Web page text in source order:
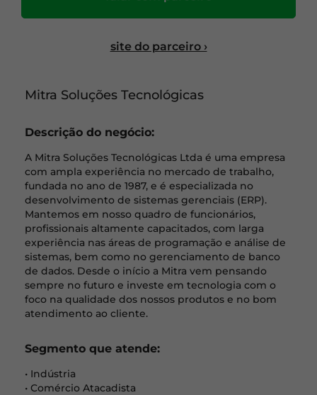
site do parceiro ›
Mitra Soluções Tecnológicas
Descrição do negócio:
A Mitra Soluções Tecnológicas Ltda é uma empresa
com ampla experiência no mercado de trabalho,
fundada no ano de 1987, e é especializada no
desenvolvimento de sistemas gerenciais (ERP).
Mantemos em nosso quadro de funcionários,
profissionais altamente capacitados, com larga
experiência nas áreas de programação e análise de
sistemas, bem como no gerenciamento de banco
de dados. Desde o início a Mitra vem pensando
sempre no futuro e investe em tecnologia com o
foco na qualidade dos nossos produtos e no bom
atendimento ao cliente.
Segmento que atende:
• Indústria
• Comércio Atacadista